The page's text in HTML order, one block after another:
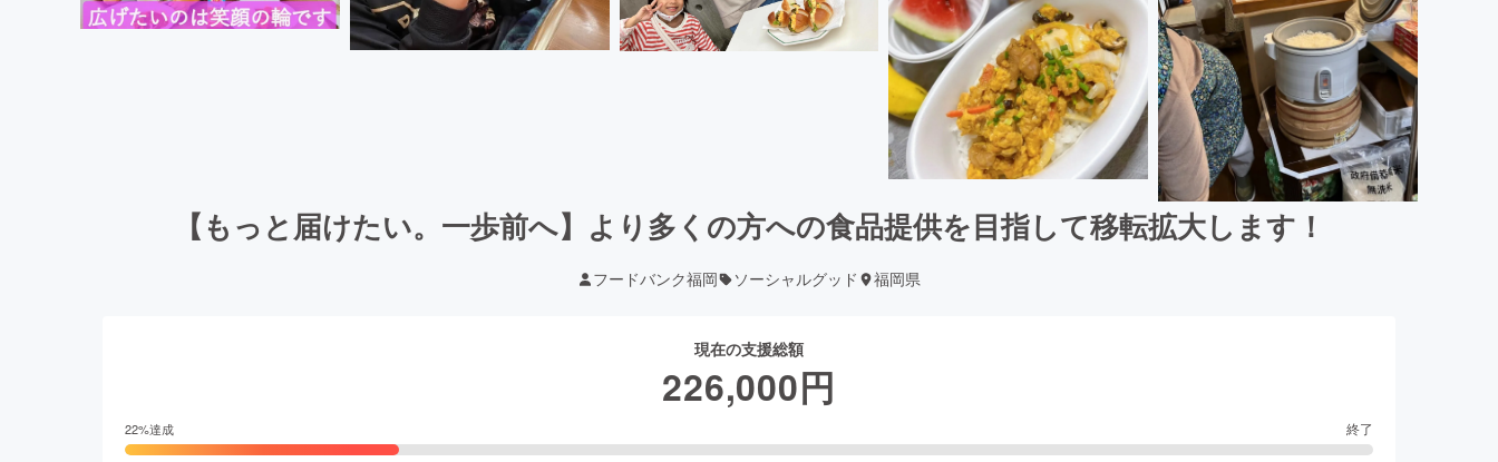
【もっと届けたい。一歩前へ】より多くの方への食品提供を目指して移転拡大します！
フードバンク福岡 ソーシャルグッド 福岡県
現在の支援総額
226,000円
22%達成 終了